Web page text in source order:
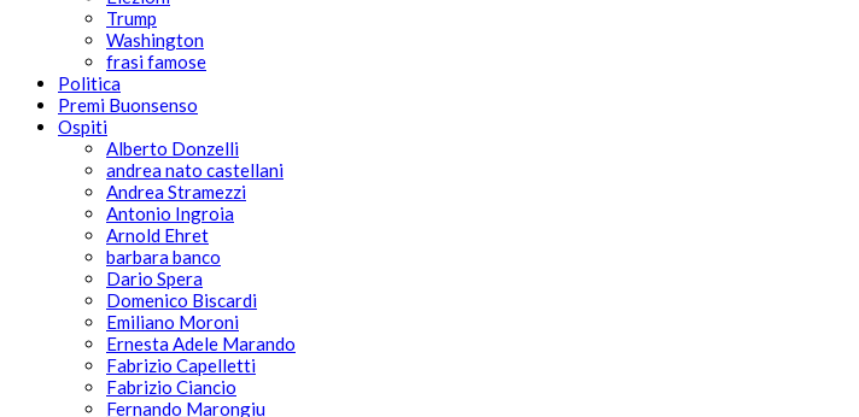
Trump
Washington
frasi famose
Politica
Premi Buonsenso
Ospiti
Alberto Donzelli
andrea nato castellani
Andrea Stramezzi
Antonio Ingroia
Arnold Ehret
barbara banco
Dario Spera
Domenico Biscardi
Emiliano Moroni
Ernesta Adele Marando
Fabrizio Capelletti
Fabrizio Ciancio
Fernando Marongiu